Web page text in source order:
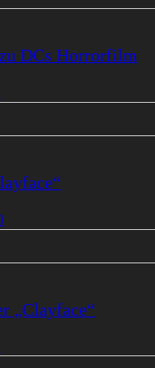
DCs Horrorfilm
„Clayface“